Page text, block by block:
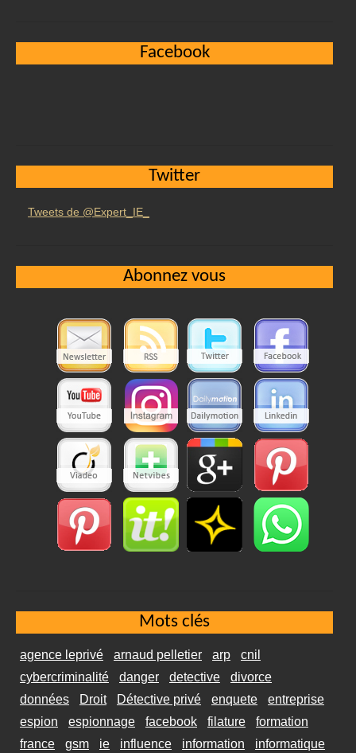
Facebook
Twitter
Tweets de @Expert_IE_
Abonnez vous
Mots clés
agence leprivé arnaud pelletier arp
cnil
cybercriminalité
danger detective
divorce
données
Droit Détective privé enquete
entreprise
espion
espionnage facebook filature
formation
france
gsm ie influence information informatique